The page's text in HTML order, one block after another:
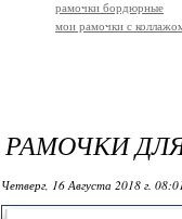
рамочки бордюрные
мои рамочки с
РАМОЧКИ
Четверг, 16 Августа 2018 г.